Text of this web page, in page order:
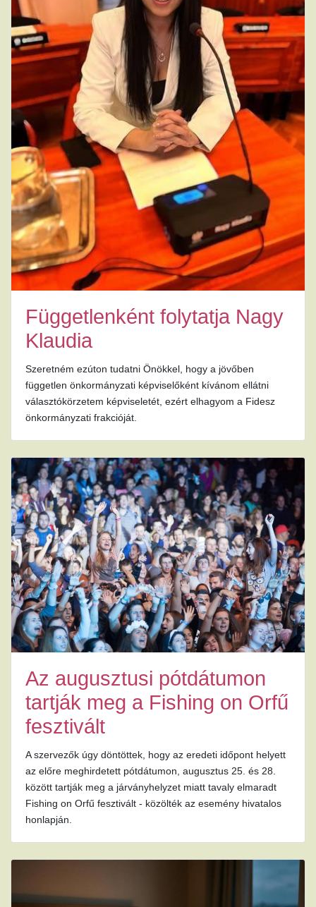
Függetlenként folytatja Nagy
Klaudia
Szeretném ezúton tudatni Önökkel, hogy a jövőben
független önkormányzati képviselőként kívánom ellátni
választókörzetem képviseletét, ezért elhagyom a Fidesz
önkormányzati frakcióját.
Az augusztusi pótdátumon
tartják meg a Fishing on Orfű
fesztivált
A szervezők úgy döntöttek, hogy az eredeti időpont helyett
az előre meghirdetett pótdátumon, augusztus 25. és 28.
között tartják meg a járványhelyzet miatt tavaly elmaradt
Fishing on Orfű fesztivált - közölték az esemény hivatalos
honlapján.